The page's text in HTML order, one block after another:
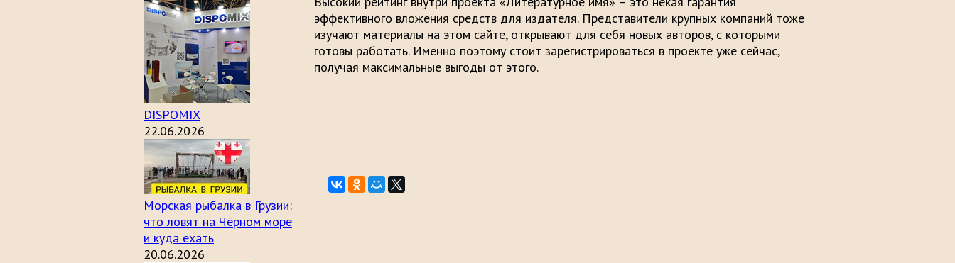
DISPOMIX
22.06.2026
Морская рыбалка в Грузии:
что ловят на Чёрном море
и куда ехать
20.06.2026
эффективного вложения средств для издателя. Представители крупных компаний тоже
изучают материалы на этом сайте, открывают для себя новых авторов, с которыми
готовы работать. Именно поэтому стоит зарегистрироваться в проекте уже сейчас,
получая максимальные выгоды от этого.